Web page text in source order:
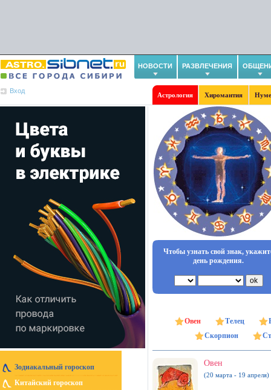
НОВОСТИ РАЗВЛЕЧЕНИЯ
Вход
Астрология Хиромантия
Зодиакальный гороскоп
Китайский гороскоп
Чтобы узнать свой знак,
день рождения.
Овен Телец
Скорпион
Овен
(20 марта - 19 апреля)